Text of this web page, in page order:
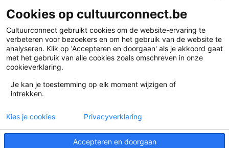
Cultuurconnect
www.cultuurconnect.be
Cookies op cultuurconnect.be
Cultuurconnect gebruikt cookies om de website-ervaring te
verbeteren voor bezoekers en om het gebruik van de website te
analyseren. Klik op 'Accepteren en doorgaan' als je akkoord gaat
met het gebruik van alle cookies zoals omschreven in onze
cookieverklaring.
Je kan je toestemming op elk moment wijzigen of
intrekken.
Accepteren en doorgaan
Kies je cookies Privacyverklaring